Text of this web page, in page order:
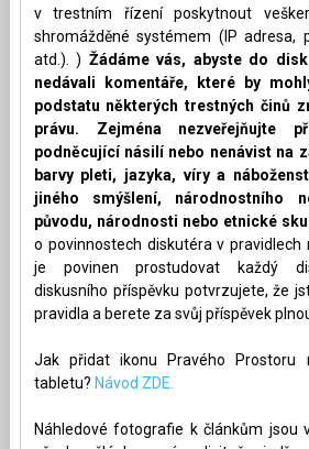
v trestním řízení poskytnout
shromážděné systémem (IP adresa,
atd.). ) Žádáme vás, abyste do
nedávali komentáře, které by
podstatu některých trestných činů
právu. Zejména nezveřejňujte
podněcující násilí nebo nenávist na
barvy pleti, jazyka, víry a
jiného smýšlení, národnostního
původu, národnosti nebo etnické
o povinnostech diskutéra v pravidlech
je povinen prostudovat každý
diskusního příspěvku potvrzujete, že
pravidla a berete za svůj příspěvek
Jak přidat ikonu Pravého Prostoru
tabletu? Návod ZDE.
Náhledové fotografie k článkům jsou